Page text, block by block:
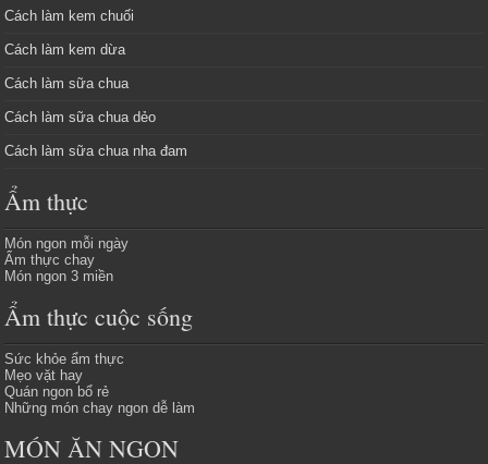
Cách làm kem chuối
Cách làm kem dừa
Cách làm sữa chua
Cách làm sữa chua dẻo
Cách làm sữa chua nha đam
Ẩm thực
Món ngon mỗi ngày
Ẩm thực chay
Món ngon 3 miền
Ẩm thực cuộc sống
Sức khỏe ẩm thực
Mẹo vặt hay
Quán ngon bổ rẻ
Những món chay ngon dễ làm
MÓN ĂN NGON